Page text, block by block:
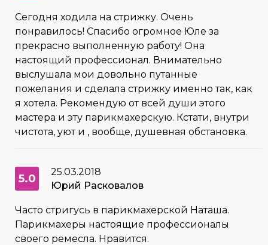
Сегодня ходила на стрижку. Очень
понравилось! Спасибо огромное Юле за
прекрасно выполненную работу! Она
настоящий профессионал. Внимательно
выслушала мои довольно путанные
пожелания и сделала стрижку именно так, как
я хотела. Рекомендую от всей души этого
мастера и эту парикмахерскую. Кстати, внутри
чистота, уют и , вообще, душевная обстановка.
5.0
25.03.2018
Юрий Расковалов
Часто стригусь в парикмахерской Наташа.
Парикмахеры настоящие профессионалы
своего ремесла. Нравится.